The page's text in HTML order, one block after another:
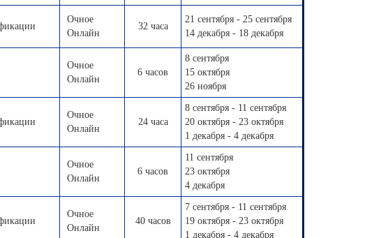
Очное
Онлайн
32 часа
21 сентября - 25 сентября
14 декабря - 18 декабря
Очное
Онлайн
6 часов
8 сентября
15 октября
26 ноября
Очное
Онлайн
24 часа
8 сентября - 11 сентября
20 октября - 23 октября
1 декабря - 4 декабря
Очное
Онлайн
6 часов
11 сентября
23 октября
4 декабря
Очное
Онлайн
40 часов
7 сентября - 11 сентября
19 октября - 23 октября
1 декабря - 4 декабря